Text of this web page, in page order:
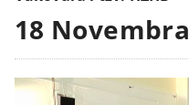
18 Novembra